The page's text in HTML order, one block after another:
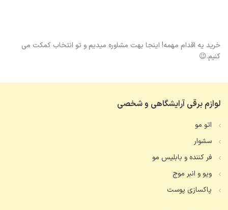
خرید یه اقدام مهمه! اینجا بهت مشاوره میدیم و تو انتخاب کمکت می
کنیم.😉
لوازم برقی آرایشگاهی و شخصی
اتو مو
سشوار
فر کننده و بابلیس مو
ویو و انبر موج
پاکسازی پوست